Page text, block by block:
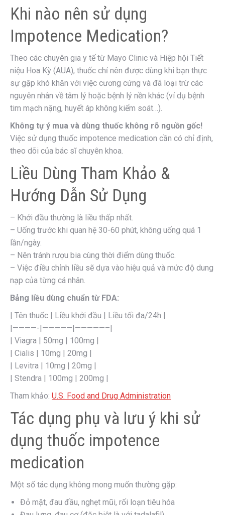
Khi nào nên sử dụng
Impotence Medication?
Theo các chuyên gia y tế từ Mayo Clinic và Hiệp hội Tiết
niệu Hoa Kỳ (AUA), thuốc chỉ nên được dùng khi bạn thực
sự gặp khó khăn với việc cương cứng và đã loại trừ các
nguyên nhân về tâm lý hoặc bệnh lý nền khác (ví dụ bệnh
tim mạch nặng, huyết áp không kiểm soát…).
Không tự ý mua và dùng thuốc không rõ nguồn gốc!
Việc sử dụng thuốc impotence medication cần có chỉ định,
theo dõi của bác sĩ chuyên khoa.
Liều Dùng Tham Khảo &
Hướng Dẫn Sử Dụng
– Khởi đầu thường là liều thấp nhất.
– Uống trước khi quan hệ 30-60 phút, không uống quá 1
lần/ngày.
– Nên tránh rượu bia cùng thời điểm dùng thuốc.
– Việc điều chỉnh liều sẽ dựa vào hiệu quả và mức độ dung
nạp của từng cá nhân.
Bảng liều dùng chuẩn từ FDA:
| Tên thuốc | Liều khởi đầu | Liều tối đa/24h |
|————-|—————|—————–|
| Viagra | 50mg | 100mg |
| Cialis | 10mg | 20mg |
| Levitra | 10mg | 20mg |
| Stendra | 100mg | 200mg |
Tham khảo: U.S. Food and Drug Administration
Tác dụng phụ và lưu ý khi sử
dụng thuốc impotence
medication
Một số tác dụng không mong muốn thường gặp:
Đỏ mặt, đau đầu, nghẹt mũi, rối loạn tiêu hóa